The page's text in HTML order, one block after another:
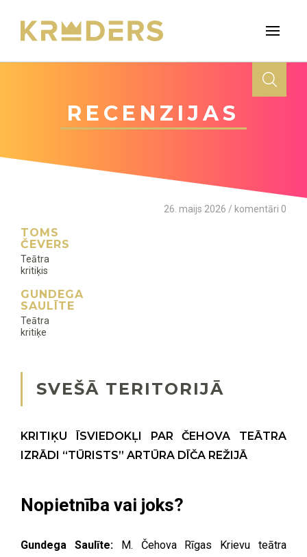
RECENZIJAS
26. maijs 2026 / komentāri 0
TOMS
ČEVERS
Teātra
kritiķis
GUNDEGA
SAULĪTE
Teātra
kritiķe
SVEŠĀ TERITORIJĀ
KRITIĶU ĪSVIEDOKĻI PAR ČEHOVA TEĀTRA
IZRĀDI “TŪRISTS” ARTŪRA DĪČA REŽIJĀ
Nopietnība vai joks?
Gundega Saulīte: M. Čehova Rīgas Krievu teātra